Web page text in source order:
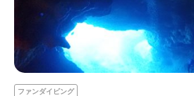
ファンダイビング